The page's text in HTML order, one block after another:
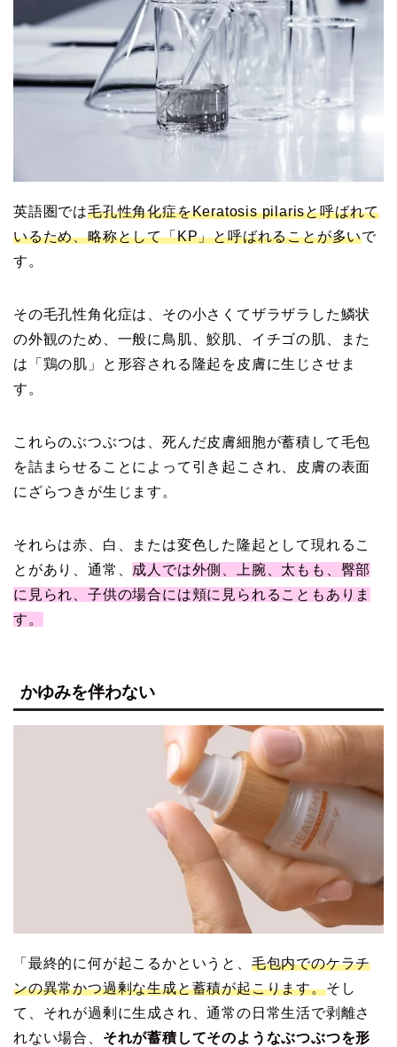
英語圏では毛孔性角化症をKeratosis pilarisと呼ばれて
いるため、略称として「KP」と呼ばれることが多いで
す。
その毛孔性角化症は、その小さくてザラザラした鱗状
の外観のため、一般に鳥肌、鮫肌、イチゴの肌、また
は「鶏の肌」と形容される隆起を皮膚に生じさせま
す。
これらのぶつぶつは、死んだ皮膚細胞が蓄積して毛包
を詰まらせることによって引き起こされ、皮膚の表面
にざらつきが生じます。
それらは赤、白、または変色した隆起として現れるこ
とがあり、通常、 成人では外側、上腕、太もも、臀部
に見られ、子供の場合には頬に見られることもありま
す。
かゆみを伴わない
「最終的に何が起こるかというと、 毛包内でのケラチ
ンの異常かつ過剰な生成と蓄積が起こります。そし
て、それが過剰に生成され、通常の日常生活で剥離さ
れない場合、 それが蓄積してそのようなぶつぶつを形